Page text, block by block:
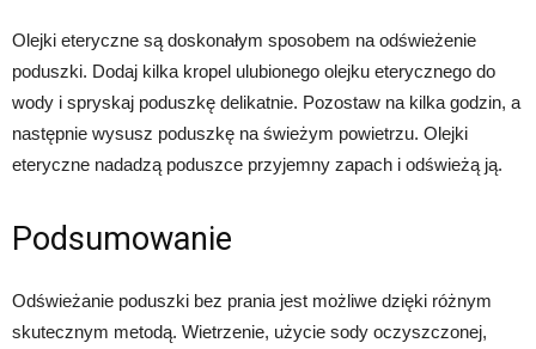
Olejki eteryczne są doskonałym sposobem na odświeżenie
poduszki. Dodaj kilka kropel ulubionego olejku eterycznego do
wody i spryskaj poduszkę delikatnie. Pozostaw na kilka godzin, a
następnie wysusz poduszkę na świeżym powietrzu. Olejki
eteryczne nadadzą poduszce przyjemny zapach i odświeżą ją.
Podsumowanie
Odświeżanie poduszki bez prania jest możliwe dzięki różnym
skutecznym metodą. Wietrzenie, użycie sody oczyszczonej,